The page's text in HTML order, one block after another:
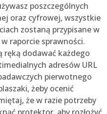
poszczególnych
oraz cyfrowej, wszystkie
zostaną przypisane w
raporcie sprawności.
ręką dodawać każdego
adresów URL
pierwotnego
żeby ocenić
że w razie potrzeby